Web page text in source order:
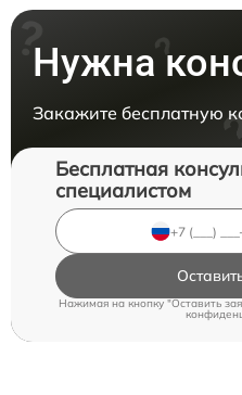
Нужна
Закажите бесплатную
Бесплатная
специалистом
Нажимая на кнопку "Оставить